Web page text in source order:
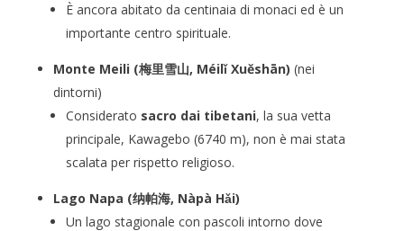
È ancora abitato da centinaia di monaci ed è un
importante centro spirituale.
Monte Meili (梅里雪山, Méilǐ Xuěshān) (nei
dintorni)
Considerato sacro dai tibetani, la sua vetta
principale, Kawagebo (6740 m), non è mai stata
scalata per rispetto religioso.
Lago Napa (纳帕海, Nàpà Hǎi)
Un lago stagionale con pascoli intorno dove